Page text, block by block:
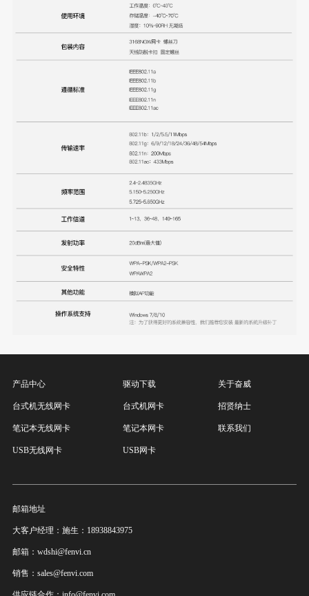
产品中心
台式机无线网卡
笔记本无线网卡
USB无线网卡
驱动下载
台式机网卡
笔记本网卡
USB网卡
关于奋威
招贤纳士
联系我们
邮箱地址
大客户经理：施生：18938843975
邮箱：wdshi@fenvi.cn
销售：sales@fenvi.com